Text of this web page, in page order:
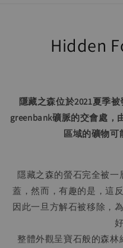
Hidden
隱藏之森位於2021夏季
greenbank礦脈的交會處，
區域的礦物可
隱藏之森的螢石完全被
蓋，然而，有趣的是，這
因此一旦方解石被移除，
整體外觀呈寶石般的森